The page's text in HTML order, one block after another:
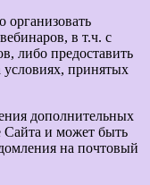
организовать
в т.ч. с
либо предоставить
принятых
дополнительных
Сайта и может быть
на почтовый